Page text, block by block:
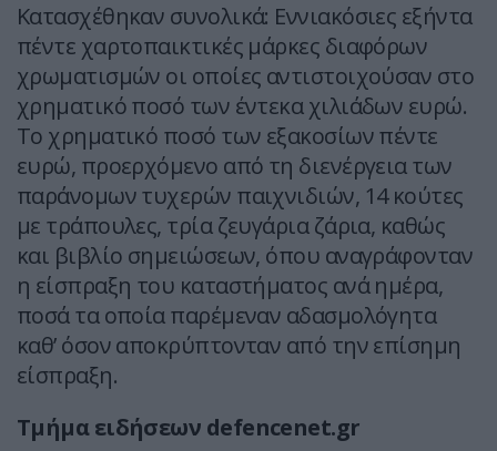
Κατασχέθηκαν συνολικά: Εννιακόσιες εξήντα
πέντε χαρτοπαικτικές μάρκες διαφόρων
χρωματισμών οι οποίες αντιστοιχούσαν στο
χρηματικό ποσό των έντεκα χιλιάδων ευρώ.
Το χρηματικό ποσό των εξακοσίων πέντε
ευρώ, προερχόμενο από τη διενέργεια των
παράνομων τυχερών παιχνιδιών, 14 κούτες
με τράπουλες, τρία ζευγάρια ζάρια, καθώς
και βιβλίο σημειώσεων, όπου αναγράφονταν
η είσπραξη του καταστήματος ανά ημέρα,
ποσά τα οποία παρέμεναν αδασμολόγητα
καθ’ όσον αποκρύπτονταν από την επίσημη
είσπραξη.
Τμήμα ειδήσεων defencenet.gr